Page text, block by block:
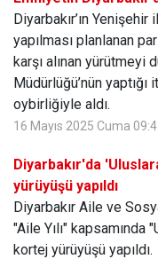
Diyarbakır’ın
yapılması planlanan
karşı alınan yürütmeyi
Müdürlüğü’nün
oybirliğiyle aldı.
16 Mayıs 2025 Cuma
Diyarbakır'da
yürüyüşü yapıldı
Diyarbakır Aile ve
"Aile Yılı" kapsamında
kortej yürüyüşü yapıldı.